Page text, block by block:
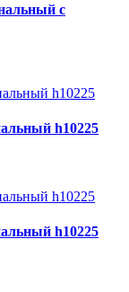
с
h10225
h10225